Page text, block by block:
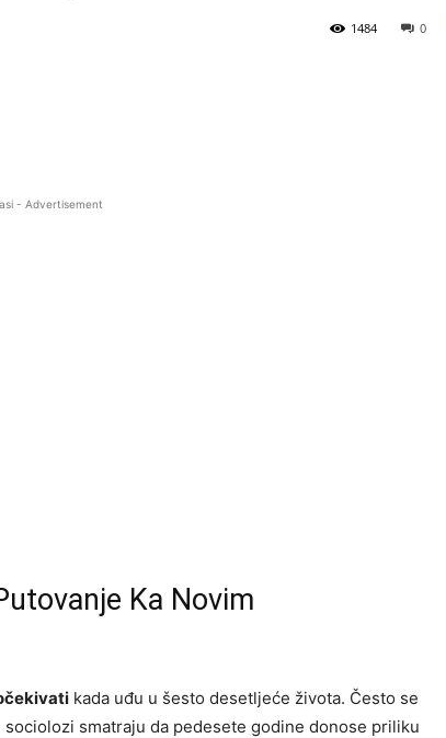
0
1484
- Advertisement
Ka Novim
kada uđu u šesto desetljeće života. Često se
smatraju da pedesete godine donose priliku